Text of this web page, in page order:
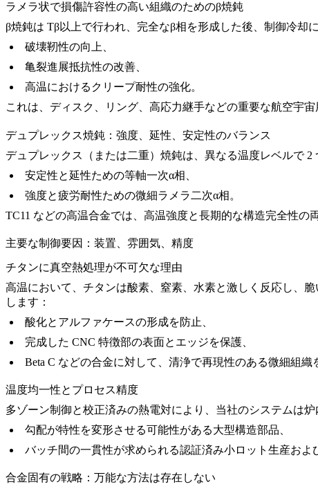
ラメラ状で損傷許容性の高い組織のためのβ焼鈍
β焼鈍は Tβ以上で行われ、完全なβ相を形成した後、制御冷却
破壊靭性の向上、
亀裂進展抵抗性の改善、
高温におけるクリープ耐性の強化。
これは、ディスク、リング、高応力継手などの重要な航空宇宙
デュプレックス焼鈍：強度、延性、安定性のバランス
デュプレックス（または二重）焼鈍は、異なる温度レベルで
安定性と延性ための等軸一次α相、
強度と疲労耐性ための微細ラメラ二次α相。
TC11 などの高温合金では、高温強度と長期的な構造完全性の
主要な制御要因：装置、雰囲気、精度
チタンに真空熱処理が不可欠な理由
高温において、チタンは酸素、窒素、水素と激しく反応し、
します：
酸化とアルファケースの形成を防止、
完成した CNC 特徴部の表面とエッジを保護、
Beta C などの合金に対して、清浄で再現性のある微細組織
温度均一性とプロセス精度
多ゾーン制御と校正済みの熱電対により、当社のシステムは
勾配が特性を変形させる可能性がある大型構造部品、
バッチ間の一貫性が求められる認証済み小ロット生産およ
合金固有の戦略：万能な方法は存在しない